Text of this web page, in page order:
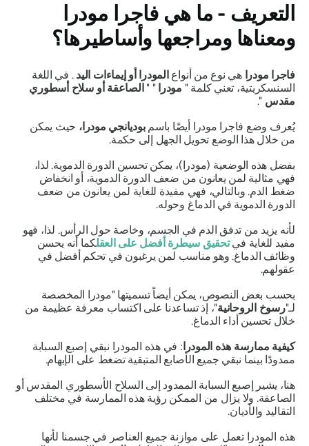
التعريف - ما هيفاجرا مودرا
ومعناها ومراجعها وأساطيرها؟
فاجرا مودراهي نوع من أنواعالمودراأو إيماءات اليد. في اللغة
السنسكريتية، تعني كلمة " مودرا "
" الصاعقة أو سلاح أسطوري
مقدس".
يُعرف وضعفاجرا مودراأيضًا باسمبوديانجي مودرا، حيث يمكن
من خلال هذاالوضعتحويل الجهل إلى حكمة.
بفضل هذهالوضعية (مودرا) ، يمكن تحسين الدورة الدموية. لذا،
فهي مثالية لمن يعانون من ضعف الدورة الدموية، أو انخفاض
ضغط الدم. وبالتالي، فهي مفيدة للغاية لمن يعانون من ضعف
الدورة الدموية في الدماغ وحوله.
لأنه يزيد من تدفق الدم في الجسم، وخاصة حول الرأس. لذا، فهو
مفيد للغاية في تحقيق سيطرة أفضل على العقلكما أنه يحسن
وظائف الدماغ. وهو مناسب لمن يرغبون في تحكم أفضل في
عقولهم.
بحسب بعض النصوص، يمكن أيضاً تسميتها"مودراالمخصصة
لـ"رسوخ الروحانية"، إذ تساعدنا على اكتساب معرفة عظيمة من
خلال تحسين أداء الدماغ.
كيفية ممارسة هذهالمودرا: في هذهالمودرانبقي إصبع السبابة
ممدودًا بينما نبقي جميع الأصابع المتبقية تضغط على الإبهام.
هنا، يشير إصبع السبابة الممدود إلى السلاح الأسطوري المقدس أو
الصاعقة. ولا يزال من الممكن رؤية هذه الممارسة في مختلف
التقاليد والأديان.
هذهالمودراتعمل على موازنة جميع العناصر في جسمنا لأنها